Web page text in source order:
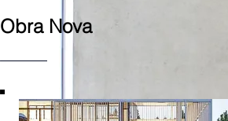
Obra Nova